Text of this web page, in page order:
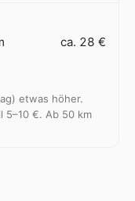
ca. 28 €
etwas höher.
5–10 €. Ab 50 km